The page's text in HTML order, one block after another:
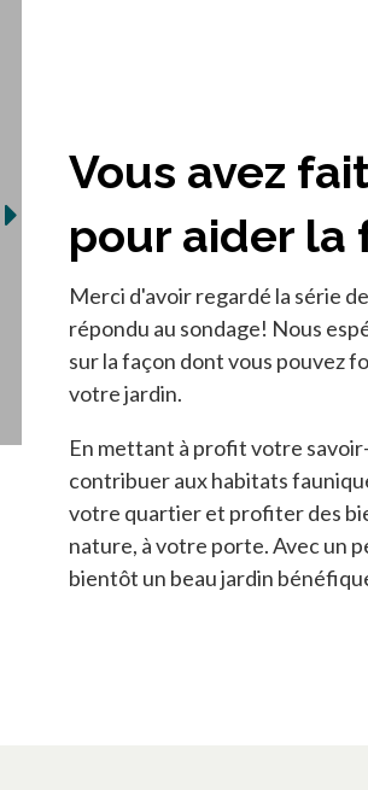
Vous avez
pour aider la
Merci d'avoir regardé la série
répondu au sondage! Nous
sur la façon dont vous pouvez
votre jardin.
En mettant à profit votre
contribuer aux habitats
votre quartier et profiter des
nature, à votre porte. Avec un
bientôt un beau jardin